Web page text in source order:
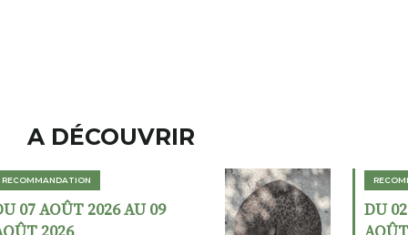
A DÉCOUVRIR
RECOMMANDATION
DU 02 AOÛT 2026 AU 23